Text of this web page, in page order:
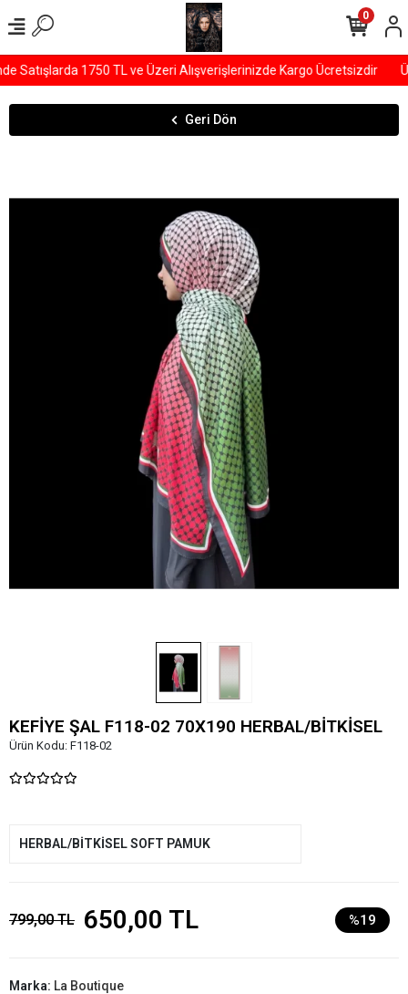
Satışlarda 1750 TL ve Üzeri Alışverişlerinizde Kargo Ücretsizdir
0
Geri Dön
KEFİYE ŞAL F118-02 70X190 HERBAL/BİTKİSEL
Ürün Kodu: F118-02
HERBAL/BİTKİSEL SOFT PAMUK
799,00 TL 650,00 TL %19
Marka: La Boutique